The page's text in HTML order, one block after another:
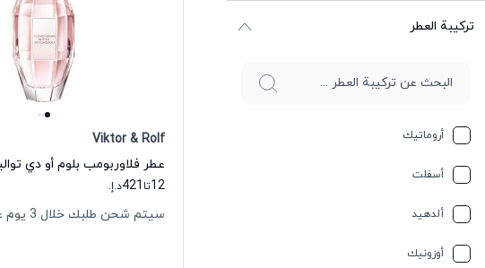
ترکیبة العطر
أروماتيك
أسفلت
ألدهيد
أوزونيك
Viktor & Rolf
12تا 421د.إ.
سيتم شحن طلبك خلال 3 يوم عمل